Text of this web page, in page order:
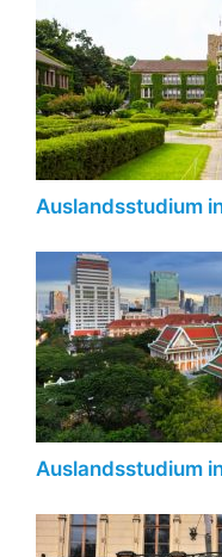
Auslandsstudium
Auslandsstudium